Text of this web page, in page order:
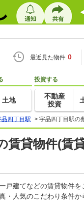
最近見た物件 0
土地
投資する
不動産
投資
品四丁目駅 > 宇品四丁目駅の
賃貸物件(賃
建てなどの賃貸物件
人気のこだわり条件